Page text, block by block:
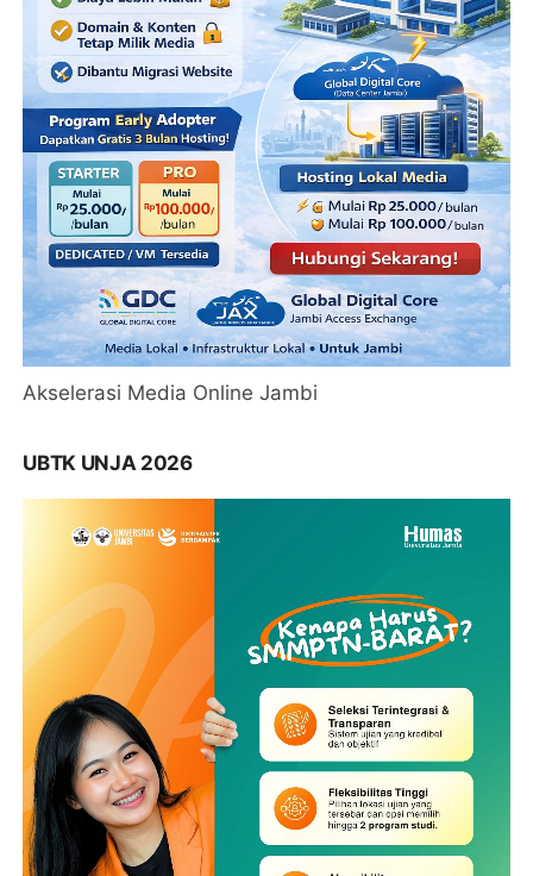
Akselerasi Media Online Jambi
UBTK UNJA 2026